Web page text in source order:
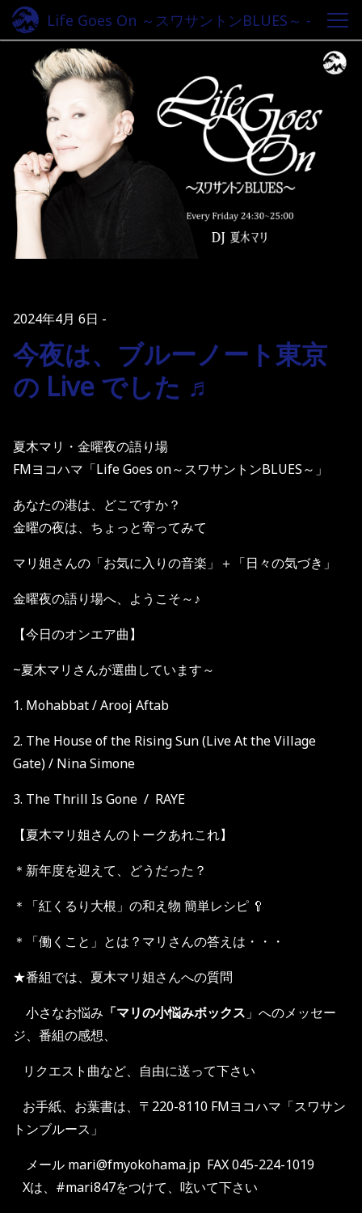
Life Goes On ～スワサントンBLUES～ -
Fm yokohama 84.7
2024年4月 6日
今夜は、ブルーノート東京
の Live でした ♬
夏木マリ・金曜夜の語り場
FMヨコハマ「Life Goes on～スワサントンBLUES～」
あなたの港は、どこですか？
金曜の夜は、ちょっと寄ってみて
マリ姐さんの「お気に入りの音楽」＋「日々の気づき」
金曜夜の語り場へ、ようこそ～♪
【今日のオンエア曲】
~夏木マリさんが選曲しています～
1. Mohabbat / Arooj Aftab
2. The House of the Rising Sun (Live At the Village
Gate) / Nina Simone
3. The Thrill Is Gone / RAYE
【夏木マリ姐さんのトークあれこれ】
＊新年度を迎えて、どうだった？
＊「紅くるり大根」の和え物 簡単レシピ 🥄
＊「働くこと」とは？マリさんの答えは・・・
★番組では、夏木マリ姐さんへの質問
小さなお悩み 「マリの小悩みボックス 」へのメッセー
ジ、番組の感想、
リクエスト曲など、自由に送って下さい
お手紙、お葉書は、〒220-8110 FMヨコハマ「スワサン
トンブルース」
メール mari@fmyokohama.jp FAX 045-224-1019
Xは、#mari847をつけて、呟いて下さい